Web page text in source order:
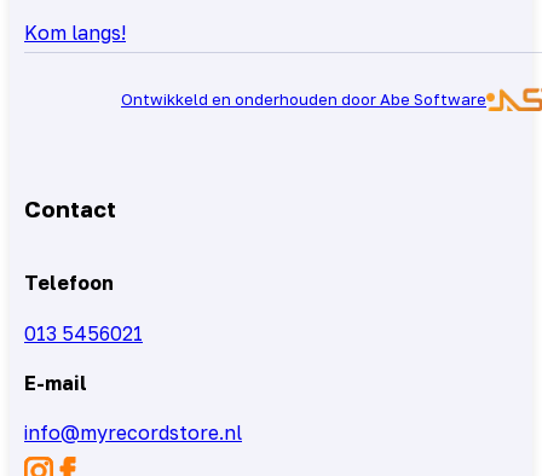
Kom langs!
Ontwikkeld en onderhouden door Abe Software
Contact
Telefoon
013 5456021
E-mail
info@myrecordstore.nl